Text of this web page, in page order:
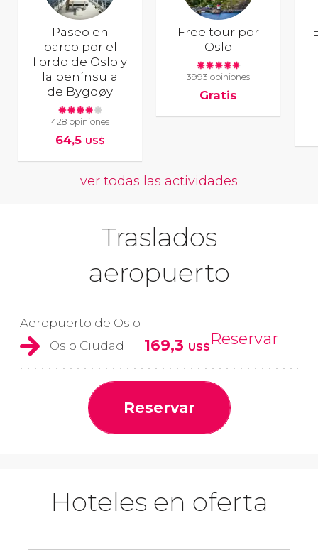
Paseo en
barco por el
fiordo de Oslo y
la península
de Bygdøy
428 opiniones
64,5 US$
Free tour por
Oslo
3993 opiniones
Gratis
ver todas las actividades
Traslados
aeropuerto
Aeropuerto de Oslo
Oslo Ciudad
169,3 US$Reservar
Reservar
Hoteles en oferta